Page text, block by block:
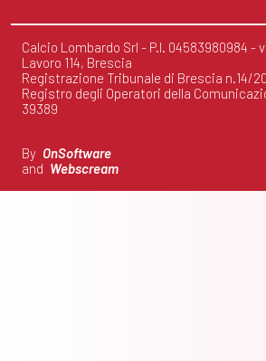
Calcio Lombardo Srl - P.I. 04583980984 -
Lavoro 114, Brescia
Registrazione Tribunale di Brescia n.14/
Registro degli Operatori della
39389
By OnSoftware
and Webscream